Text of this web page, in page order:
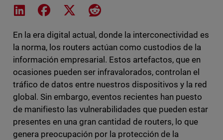
Share on LinkedIn
Share on Facebook
Share on XShare on Reddit
En la era digital actual, donde la interconectividad es
la norma, los routers actúan como custodios de la
información empresarial. Estos artefactos, que en
ocasiones pueden ser infravalorados, controlan el
tráfico de datos entre nuestros dispositivos y la red
global. Sin embargo, eventos recientes han puesto
de manifiesto las vulnerabilidades que pueden estar
presentes en una gran cantidad de routers, lo que
genera preocupación por la protección de la